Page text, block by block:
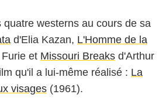
quatre westerns au cours de sa
d'Elia Kazan, L'Homme de la
et Missouri Breaks d'Arthur
qu'il a lui-même réalisé : La
visages (1961).